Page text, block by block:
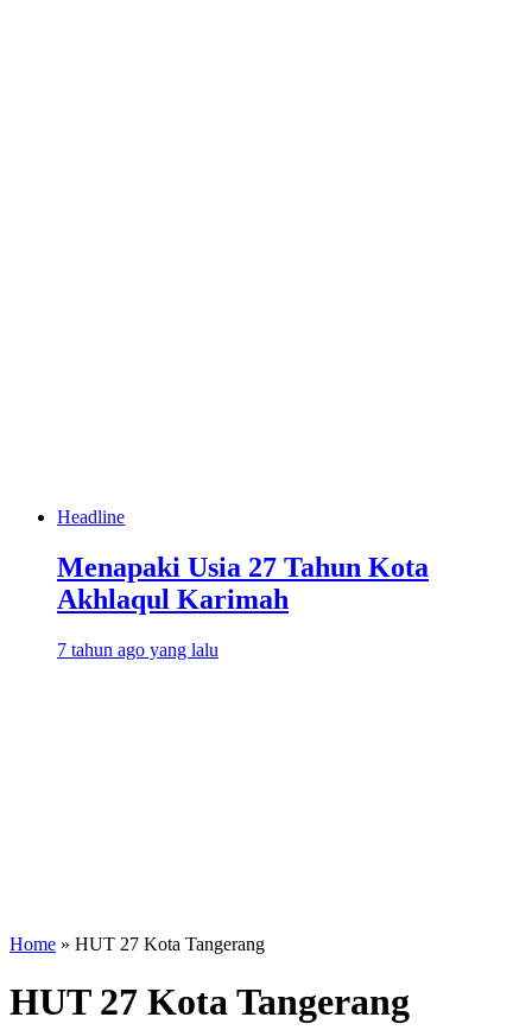
Headline
Menapaki Usia 27 Tahun Kota
Akhlaqul Karimah
7 tahun ago yang lalu
Home » HUT 27 Kota Tangerang
HUT 27 Kota Tangerang